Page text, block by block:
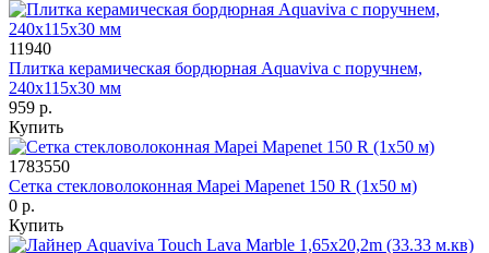
11940
Плитка керамическая бордюрная Aquaviva с поручнем,
240х115х30 мм
959 р.
Купить
1783550
Сетка стекловолоконная Mapei Mapenet 150 R (1х50 м)
0 р.
Купить